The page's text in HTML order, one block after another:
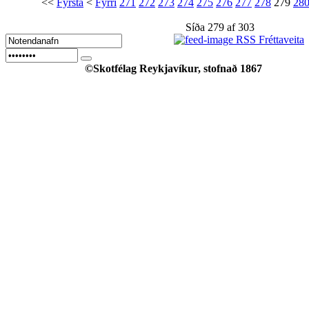
<< Fyrsta < Fyrri 271 272 273 274 275 276 277 278 279 280
Síða 279 af 303
RSS Fréttaveita
©Skotfélag Reykjavíkur, stofnað 1867